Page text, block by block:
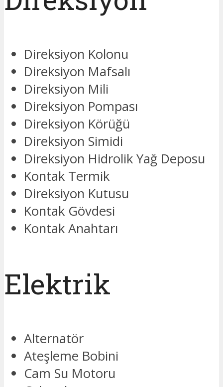
Direksiyon Kolonu
Direksiyon Mafsalı
Direksiyon Mili
Direksiyon Pompası
Direksiyon Körüğü
Direksiyon Simidi
Direksiyon Hidrolik Yağ Deposu
Kontak Termik
Direksiyon Kutusu
Kontak Gövdesi
Kontak Anahtarı
Elektrik
Alternatör
Ateşleme Bobini
Cam Su Motoru